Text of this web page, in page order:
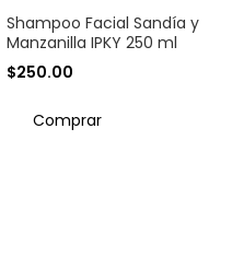
Shampoo Facial Sandía y
Manzanilla IPKY 250 ml
$250.00